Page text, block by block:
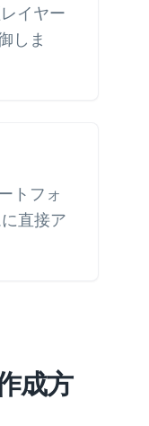
イヤー
しま
トフォ
直接ア
成方